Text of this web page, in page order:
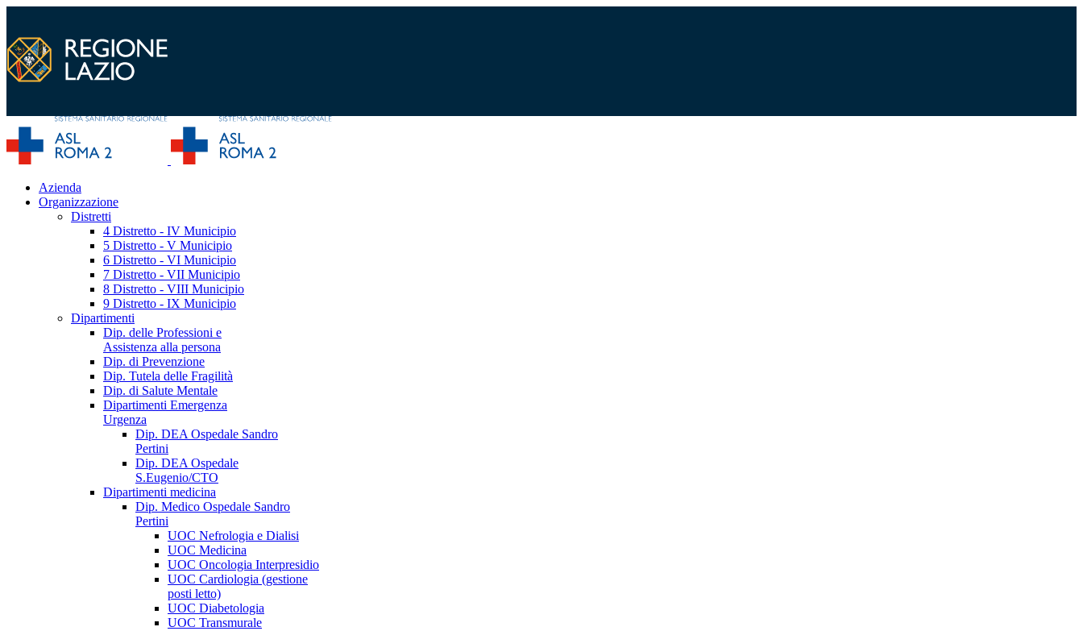
Azienda
Organizzazione
Distretti
4 Distretto - IV Municipio
5 Distretto - V Municipio
6 Distretto - VI Municipio
7 Distretto - VII Municipio
8 Distretto - VIII Municipio
9 Distretto - IX Municipio
Dipartimenti
Dip. delle Professioni e
Assistenza alla persona
Dip. di Prevenzione
Dip. Tutela delle Fragilità
Dip. di Salute Mentale
Dipartimenti Emergenza
Urgenza
Dip. DEA Ospedale Sandro
Pertini
Dip. DEA Ospedale
S.Eugenio/CTO
Dipartimenti medicina
Dip. Medico Ospedale Sandro
Pertini
UOC Nefrologia e Dialisi
UOC Medicina
UOC Oncologia Interpresidio
UOC Cardiologia (gestione
posti letto)
UOC Diabetologia
UOC Transmurale